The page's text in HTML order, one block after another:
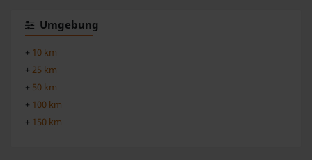
Umgebung
+ 10 km
+ 25 km
+ 50 km
+ 100 km
+ 150 km